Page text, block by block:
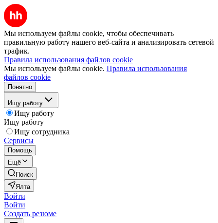
Мы используем файлы cookie, чтобы обеспечивать
правильную работу нашего веб-сайта и анализировать сетевой
трафик.
Правила использования файлов cookie
Мы используем файлы cookie. Правила использования
файлов cookie
Понятно
Ищу работу
Ищу работу
Ищу работу
Ищу сотрудника
Сервисы
Помощь
Ещё
Поиск
Ялта
Войти
Войти
Создать резюме